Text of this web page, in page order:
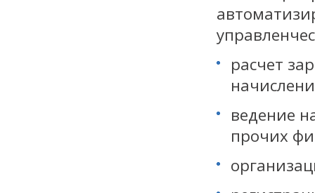
расчет
ведение
прочих